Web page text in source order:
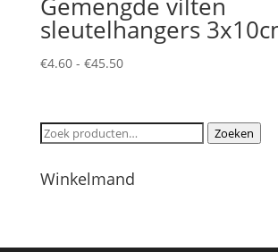
sleutelhangers
€4.60 - €45.50Prijsklasse:
€45.50
Zoeken
Zoeken
Winkelmand